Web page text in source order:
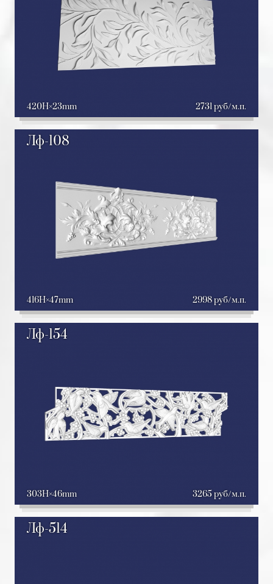
420H 23mm 2731 руб/м.п.
Лф-108
416H 47mm 2998 руб/м.п.
Лф-154
303H 46mm 3265 руб/м.п.
Лф-514